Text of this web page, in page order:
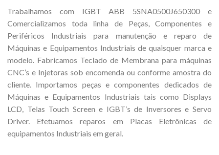
Trabalhamos com IGBT ABB 5SNA0500J650300 e
Comercializamos toda linha de Peças, Componentes e
Periféricos Industriais para manutenção e reparo de
Máquinas e Equipamentos Industriais de quaisquer marca e
modelo. Fabricamos Teclado de Membrana para máquinas
CNC’s e Injetoras sob encomenda ou conforme amostra do
cliente. Importamos peças e componentes dedicados de
Máquinas e Equipamentos Industriais tais como Displays
LCD, Telas Touch Screen e IGBT’s de Inversores e Servo
Driver. Efetuamos reparos em Placas Eletrônicas de
equipamentos Industriais em geral.